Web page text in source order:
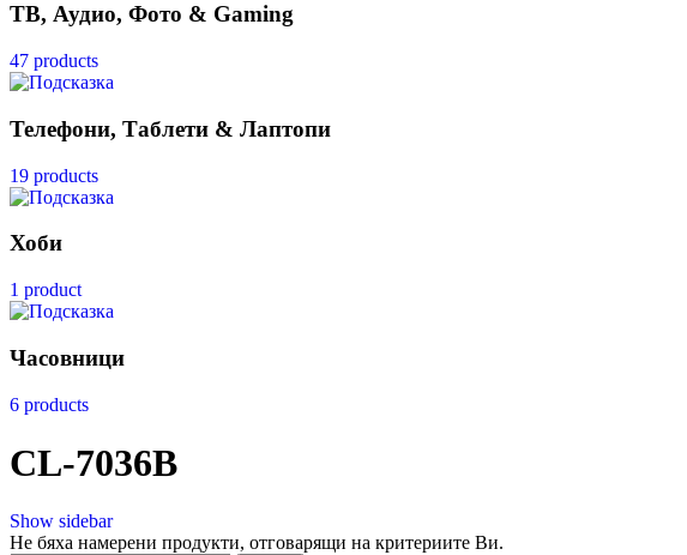
ТВ, Аудио, Фото & Gaming
47 products
Телефони, Таблети & Лаптопи
19 products
Хоби
1 product
Часовници
6 products
CL-7036B
Show sidebar
Не бяха намерени продукти, отговарящи на критериите Ви.